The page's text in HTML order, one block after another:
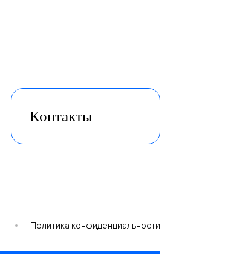
Контакты
Политика конфиденциальности